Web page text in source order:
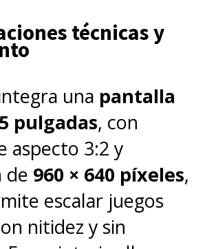
técnicas y
una pantalla
pulgadas, con
aspecto 3:2 y
de 960 × 640 píxeles,
escalar juegos
nitidez y sin